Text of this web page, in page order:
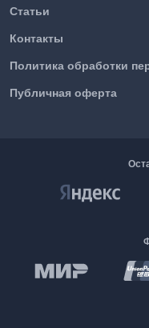
Статьи
Контакты
Политика обработки
Публичная оферта